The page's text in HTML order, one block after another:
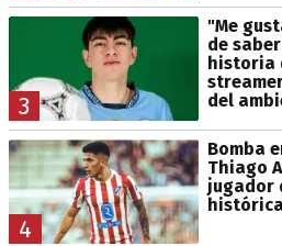
3
"Me
de
historia
del
4
Bomba
Thiago
jugador
histórica